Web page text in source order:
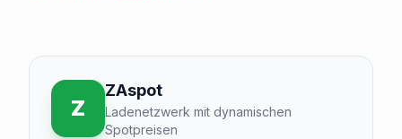
Z
ZAspot
Ladenetzwerk mit dynamischen
Spotpreisen